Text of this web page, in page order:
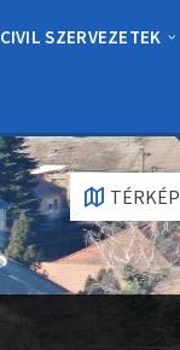
CIVIL SZERVEZETEK
TÉRKÉP